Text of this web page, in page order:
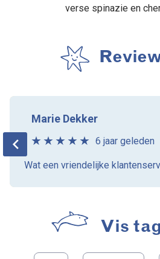
verse spinazie en
Marie Dekker
6 jaar geleden
Wat een vriendelijke
Vis